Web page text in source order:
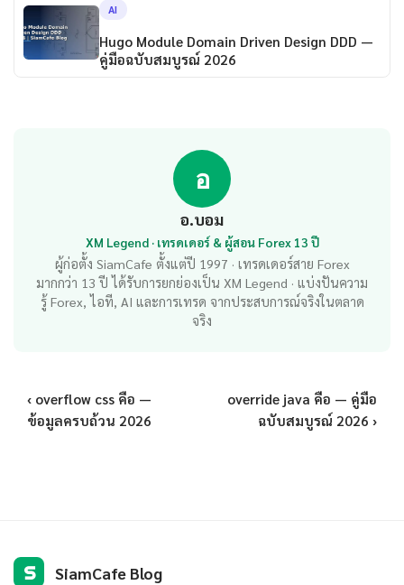
AI
Hugo Module Domain Driven Design DDD —
คู่มือฉบับสมบูรณ์ 2026
อ
อ.บอม
XM Legend · เทรดเดอร์ & ผู้สอน Forex 13 ปี
ผู้ก่อตั้ง SiamCafe ตั้งแต่ปี 1997 · เทรดเดอร์สาย Forex
มากกว่า 13 ปี ได้รับการยกย่องเป็น XM Legend · แบ่งปันความ
รู้ Forex, ไอที, AI และการเทรด จากประสบการณ์จริงในตลาด
จริง
‹ overflow css คือ —
ข้อมูลครบถ้วน 2026
override java คือ — คู่มือ
ฉบับสมบูรณ์ 2026 ›
S SiamCafe Blog